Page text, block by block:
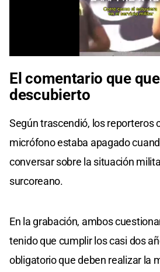
El comentario que
descubierto
Según trascendió, los reporteros
micrófono estaba apagado
conversar sobre la situación
surcoreano.
En la grabación, ambos
tenido que cumplir los casi dos
obligatorio que deben realizar la